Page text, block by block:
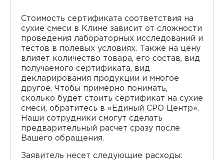
Стоимость сертификата соответствия на
сухие смеси в Клине зависит от сложности
проведения лабораторных исследований и
тестов в полевых условиях. Также на цену
влияет количество товара, его состав, вид
получаемого сертификата, вид
декларирования продукции и многое
другое. Чтобы примерно понимать,
сколько будет стоить сертификат на сухие
смеси, обратитесь в «Единый СРО Центр».
Наши сотрудники смогут сделать
предварительный расчет сразу после
Вашего обращения.
Заявитель несет следующие расходы: